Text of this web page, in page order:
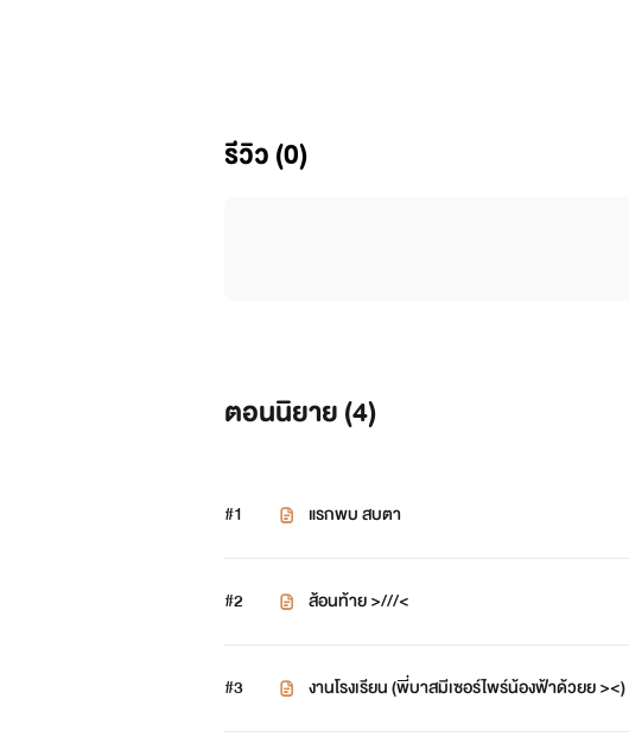
รีวิว (0)
ตอนนิยาย (4)
#1 แรกพบ สบตา
#2 ส้อนท้าย >///<
#3 งานโรงเรียน (พี่บาสมีเซอร์ไพร์น้องฟ้าด้วยย ><)